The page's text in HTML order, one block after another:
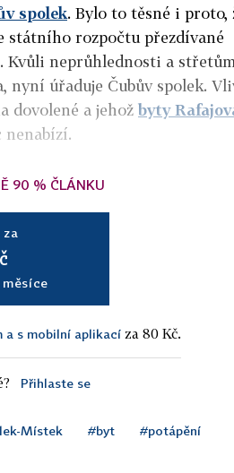
spolek. Bylo to těsné i proto,
státního rozpočtu přezdívané
Kvůli neprůhlednosti a střetům
nyní úřaduje Čubův spolek.
dovolené a jehož byty
nenabízí.
90 % ČLÁNKU
a s mobilní aplikací za 80 Kč.
Přihlaste se
Místek #byt #potápění